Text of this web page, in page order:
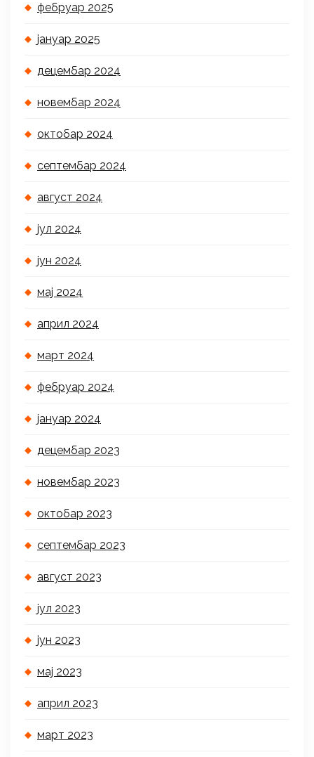
фебруар 2025
јануар 2025
децембар 2024
новембар 2024
октобар 2024
септембар 2024
август 2024
јул 2024
јун 2024
мај 2024
април 2024
март 2024
фебруар 2024
јануар 2024
децембар 2023
новембар 2023
октобар 2023
септембар 2023
август 2023
јул 2023
јун 2023
мај 2023
април 2023
март 2023